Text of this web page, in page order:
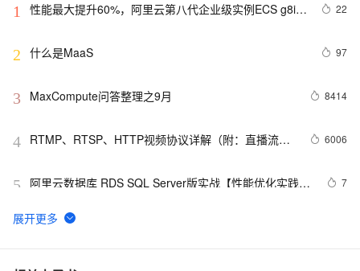
1
性能最大提升60%，阿里云第八代企业级实例ECS g8i正
22
2 什么是MaaS 97
3 MaxCompute问答整理之9月 8414
4 RTMP、RTSP、HTTP视频协议详解（附：直播流地
6006
5
阿里云数据库 RDS SQL Server版实战【性能优化实践、
7
6 大公开！动画制作只需要拥有这几款工具！